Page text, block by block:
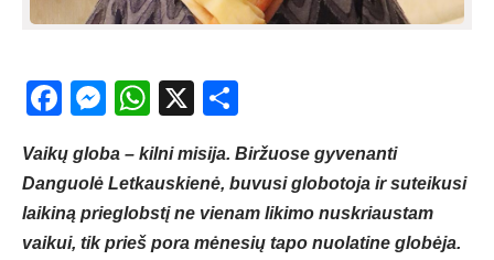
Facebook
Messenger
WhatsApp
X
Vaikų globa – kilni misija. Biržuose gyvenanti
Danguolė Letkauskienė, buvusi globotoja ir suteikusi
laikiną prieglobstį ne vienam likimo nuskriaustam
vaikui, tik prieš pora mėnesių tapo nuolatine globėja.